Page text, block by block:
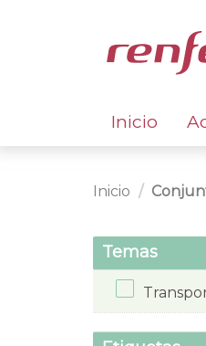
Inicio
Inicio
Temas